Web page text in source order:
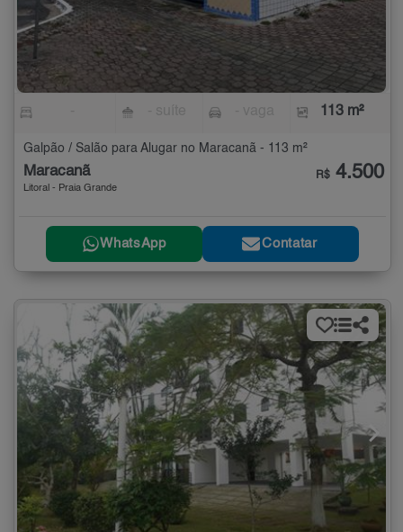
113 m²
Galpão / Salão para Alugar no Maracanã - 113 m²
Maracanã
Litoral - Praia Grande
R$ 4.500
WhatsApp Contatar